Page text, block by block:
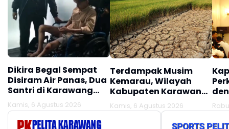
Dikira Begal Sempat
Disiram Air Panas, Dua
Santri di Karawang
Terluka Akibat Aksi
Oknum Linmas
Kamis, 6 Agustus 2026
Terdampak Musim
Kemarau, Wilayah
Kabupaten Karawang
Kekeringan Makin
Meluas
Kamis, 6 Agustus 2026